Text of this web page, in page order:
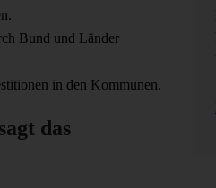
Bund und Länder
in den Kommunen.
das